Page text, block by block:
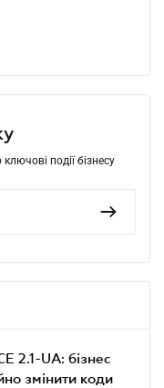
події бізнесу
2.1-UA: бізнес
змінити коди